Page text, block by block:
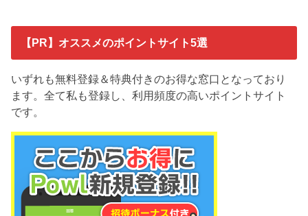
【PR】オススメのポイントサイト5選
いずれも無料登録＆特典付きのお得な窓口となっており
ます。全て私も登録し、利用頻度の高いポイントサイト
です。